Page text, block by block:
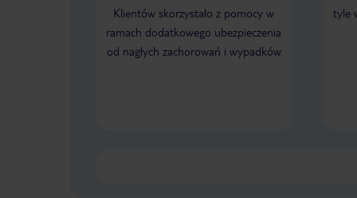
Klientów skorzystało z pomocy w
ramach dodatkowego ubezpieczenia
od nagłych zachorowań i wypadków
tyle